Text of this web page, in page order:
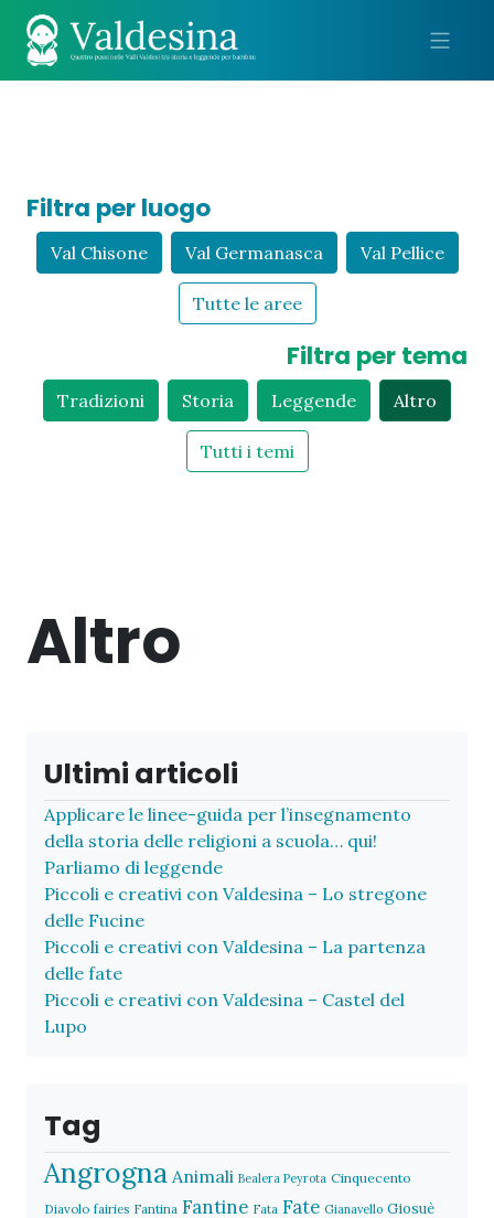
Filtra per luogo
Val Chisone Val Germanasca Val Pellice
Tutte le aree
Filtra per tema
Tradizioni Storia Leggende Altro
Tutti i temi
Altro
Ultimi articoli
Applicare le linee-guida per l’insegnamento
della storia delle religioni a scuola… qui!
Parliamo di leggende
Piccoli e creativi con Valdesina – Lo stregone
delle Fucine
Piccoli e creativi con Valdesina – La partenza
delle fate
Piccoli e creativi con Valdesina – Castel del
Lupo
Tag
Angrogna Animali Bealera Peyrota Cinquecento
Diavolo fairies Fantina Fantine Fata Fate Gianavello Giosuè